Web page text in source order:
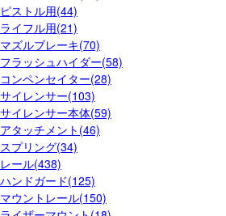
ピストル用(44)
ライフル用(21)
マズルブレーキ(70)
フラッシュハイダー(58)
コンペンセイター(28)
サイレンサー(103)
サイレンサー本体(59)
アタッチメント(46)
スプリング(34)
レール(438)
ハンドガード(125)
マウントレール(150)